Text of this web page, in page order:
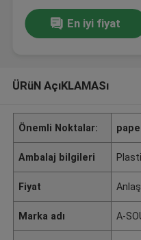
En iyi fiyat
ÜRüN AçıKLAMASı
Önemli Noktalar:
Ambalaj bilgileri
Fiyat
Marka adı A-